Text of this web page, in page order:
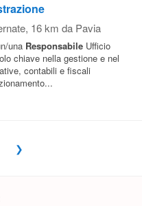
, 16 km da Pavia
una Responsabile Ufficio
chiave nella gestione e nel
contabili e fiscali